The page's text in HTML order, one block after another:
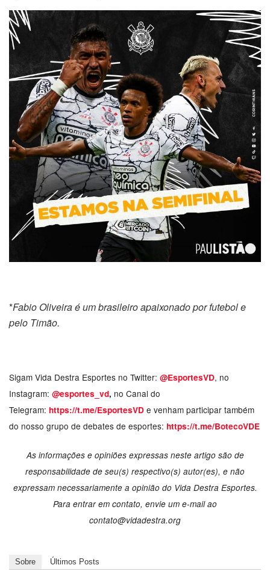
*Fabio Oliveira é um brasileiro apaixonado por futebol e
pelo Timão.
Sigam Vida Destra Esportes no Twitter: @EsportesVD, no
Instagram: @esportes_vd, no Canal do
Telegram: https://t.me/EsportesVD e venham participar também
do nosso grupo de debates de esportes: https://t.me/BotecoVDE
As informações e opiniões expressas neste artigo são de
responsabilidade de seu(s) respectivo(s) autor(es), e não
expressam necessariamente a opinião do Vida Destra Esportes.
Para entrar em contato, envie um e-mail ao
contato@vidadestra.org
Sobre Últimos Posts